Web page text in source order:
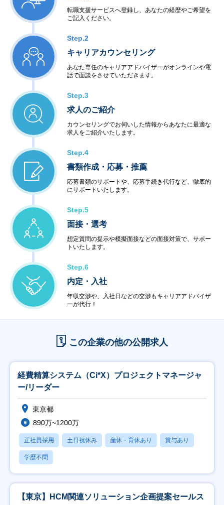
転職支援サービスへ登録し、あなたの経歴やご希望を
ご記入ください。
Step.2
キャリアカウンセリング
あなた専任のキャリアアドバイザーがオンラインや電
話で面談をさせていただきます。
Step.3
求人のご紹介
カウンセリングでお伺いした情報からあなたに最適な
求人をご紹介いたします。
Step.4
書類作成・応募・推薦
応募書類のサポートや、応募手続き代行など、徹底的
にサポートいたします。
Step.5
面接・選考
想定質問の提示や模擬面接などの面接対策で、サポー
トいたします。
Step.6
内定・入社
年収交渉や、入社日などの交渉もキャリアアドバイザ
ーが代行！
この企業の他の公開求人
経費精算システム（Ci*X）プロジェクトマネージャ
ー/リーダー
東京都
890万~1200万
正社員採用 土日祝休み 産休・育休あり 賞与あり
学歴不問
【東京】HCM関連ソリューション企画提案セールス